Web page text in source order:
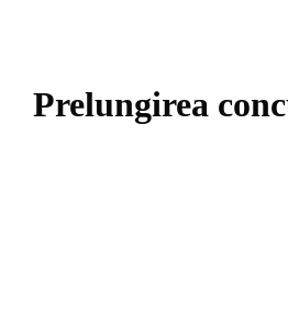
Prelungirea